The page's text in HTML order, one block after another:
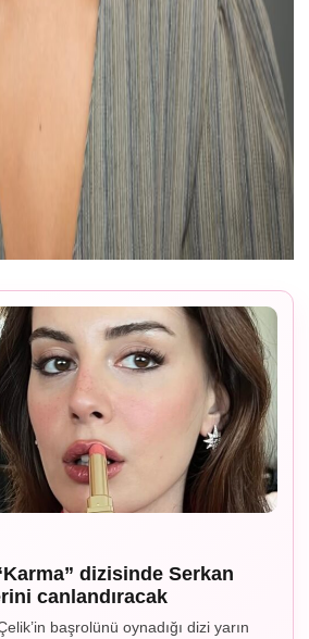
dizisinde Serkan
canlandıracak
başrolünü oynadığı dizi yarın